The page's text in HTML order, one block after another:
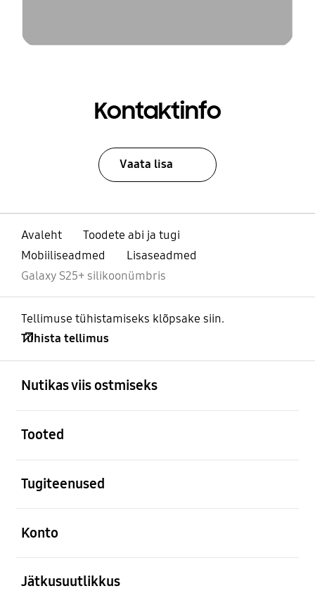
Kontaktinfo
Vaata lisa
Avaleht
Toodete abi ja tugi
Mobiiliseadmed
Lisaseadmed
Galaxy S25+ silikoonümbris
Tellimuse tühistamiseks klõpsake siin.
Tühista tellimus
Nutikas viis ostmiseks
Tooted
Tugiteenused
Konto
Jätkusuutlikkus